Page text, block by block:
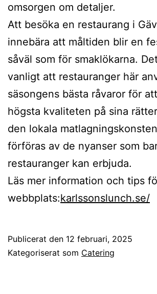
omsorgen om detaljer.
Att besöka en restaurang i
innebära att måltiden blir en
såväl som för smaklökarna.
vanligt att restauranger här
säsongens bästa råvaror för
högsta kvaliteten på sina
den lokala
förföras av de nyanser som
restauranger kan erbjuda.
Läs mer information och tips
webbplats:karlssonslunch.se/
Publicerat den 12 februari, 2025
Kategoriserat som Catering